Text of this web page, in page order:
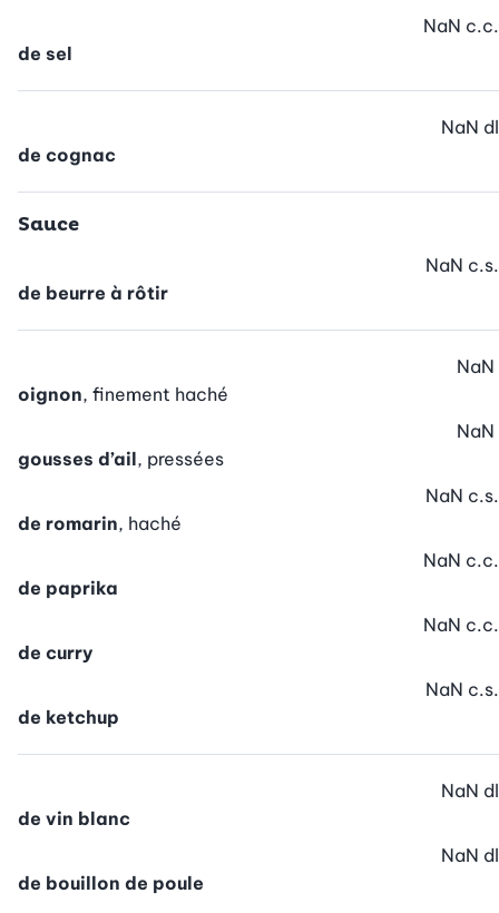
de sel
NaN c.c.
de cognac
NaN dl
Sauce
de beurre à rôtir
NaN c.s.
oignon, finement haché
NaN
gousses d’ail, pressées
NaN
de romarin, haché
NaN c.s.
de paprika
NaN c.c.
de curry
NaN c.c.
de ketchup
NaN c.s.
de vin blanc
NaN dl
de bouillon de poule
NaN dl